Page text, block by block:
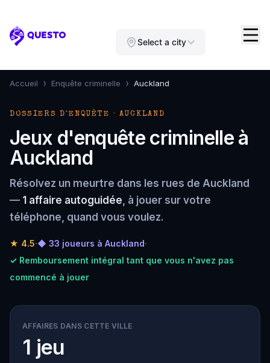
Questo Select a city
Accueil › Enquête criminelle › Auckland
DOSSIERS D'ENQUÊTE · AUCKLAND
Jeux d'enquête criminelle à
Auckland
Résolvez un meurtre dans les rues de Auckland
— 1 affaire autoguidée, à jouer sur votre
téléphone, quand vous voulez.
★ 4.5·◆ 33 joueurs à Auckland·
✓ Remboursement intégral tant que vous n'avez pas
commencé à jouer
AFFAIRES DANS CETTE VILLE
1 jeu